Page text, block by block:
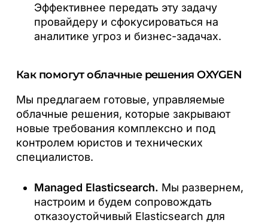
Эффективнее передать эту задачу
провайдеру и сфокусироваться на
аналитике угроз и бизнес-задачах.
Как помогут облачные решения OXYGEN
Мы предлагаем готовые, управляемые
облачные решения, которые закрывают
новые требования комплексно и под
контролем юристов и технических
специалистов.
Managed Elasticsearch. Мы развернем,
настроим и будем сопровождать
отказоустойчивый Elasticsearch для